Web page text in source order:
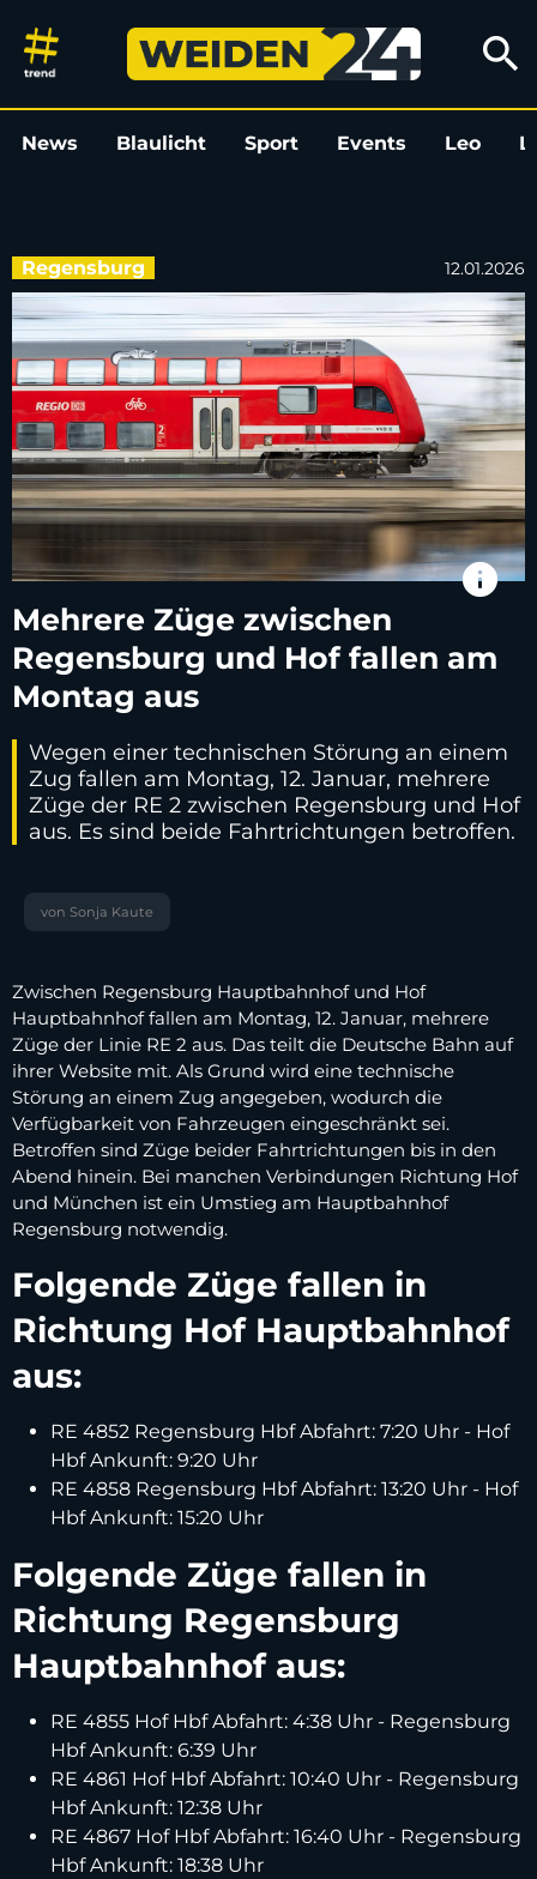
Mehrere Züge zwischen
search
News Blaulicht Sport Events Leo
Regensburg 12.01.2026
info
Mehrere Züge zwischen
Regensburg und Hof fallen am
Montag aus
Wegen einer technischen Störung an einem
Zug fallen am Montag, 12. Januar, mehrere
Züge der RE 2 zwischen Regensburg und Hof
aus. Es sind beide Fahrtrichtungen betroffen.
von Sonja Kaute
Zwischen Regensburg Hauptbahnhof und Hof
Hauptbahnhof fallen am Montag, 12. Januar, mehrere
Züge der Linie RE 2 aus. Das teilt die Deutsche Bahn auf
ihrer Website mit. Als Grund wird eine technische
Störung an einem Zug angegeben, wodurch die
Verfügbarkeit von Fahrzeugen eingeschränkt sei.
Betroffen sind Züge beider Fahrtrichtungen bis in den
Abend hinein. Bei manchen Verbindungen Richtung Hof
und München ist ein Umstieg am Hauptbahnhof
Regensburg notwendig.
Folgende Züge fallen in
Richtung Hof Hauptbahnhof
aus:
RE 4852 Regensburg Hbf Abfahrt: 7:20 Uhr - Hof
Hbf Ankunft: 9:20 Uhr
RE 4858 Regensburg Hbf Abfahrt: 13:20 Uhr - Hof
Hbf Ankunft: 15:20 Uhr
Folgende Züge fallen in
Richtung Regensburg
Hauptbahnhof aus:
RE 4855 Hof Hbf Abfahrt: 4:38 Uhr - Regensburg
Hbf Ankunft: 6:39 Uhr
RE 4861 Hof Hbf Abfahrt: 10:40 Uhr - Regensburg
Hbf Ankunft: 12:38 Uhr
RE 4867 Hof Hbf Abfahrt: 16:40 Uhr - Regensburg
Hbf Ankunft: 18:38 Uhr